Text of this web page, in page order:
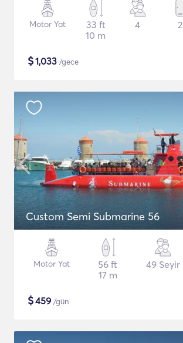
Motor Yat
33 ft
10 m
4 2
$1,033 /gece
Custom Semi Submarine 56
Motor Yat
56 ft
17 m
49 Seyir
$459 /gün